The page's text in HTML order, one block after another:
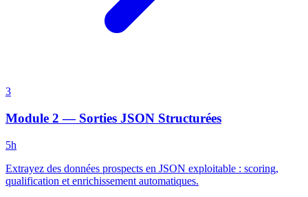
3
Module 2 — Sorties JSON Structurées
5h
Extrayez des données prospects en JSON exploitable : scoring,
qualification et enrichissement automatiques.